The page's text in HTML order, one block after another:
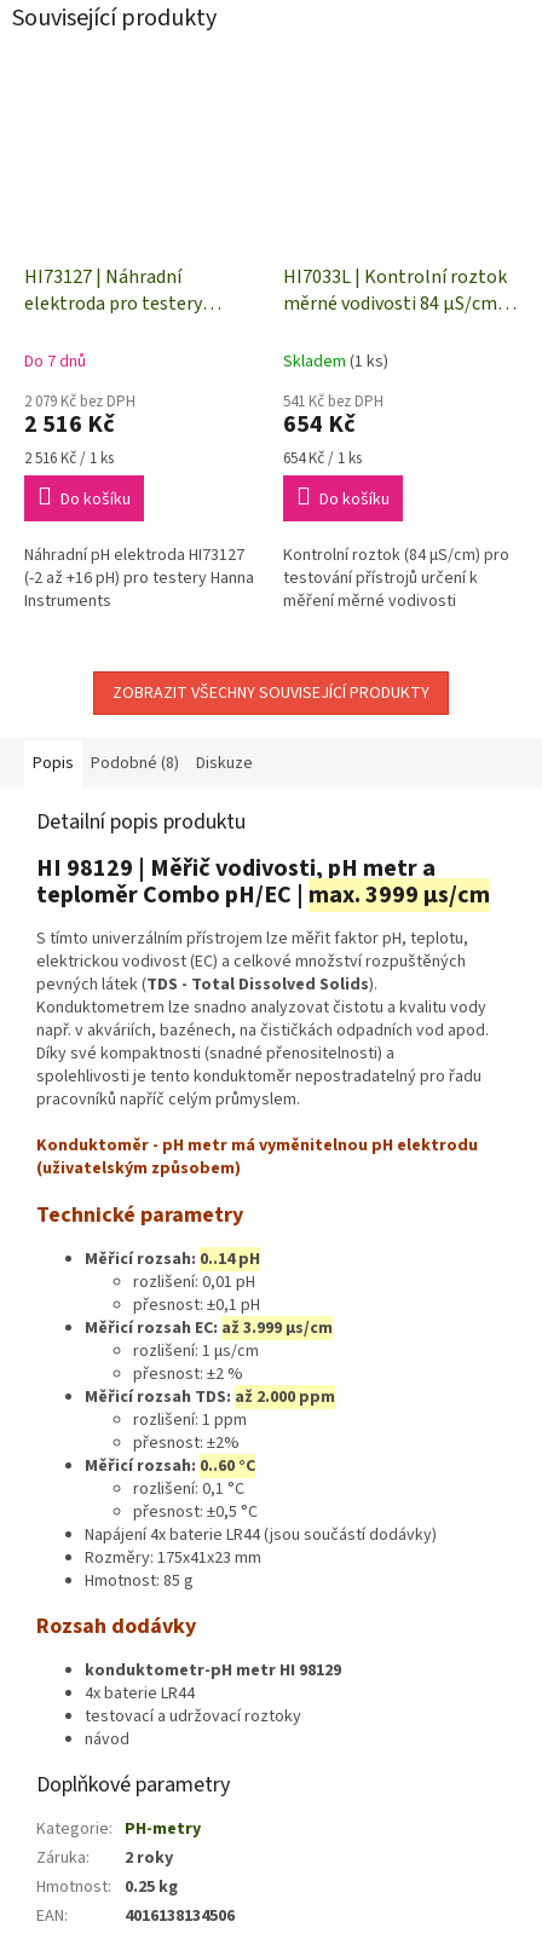
Související produkty
HI73127 | Náhradní
elektroda pro testery
HI98129 a HI98130
Do 7 dnů
2 079 Kč bez DPH
2 516 Kč
Měrná
cena:
2 516 Kč / 1 ks
Do košíku
Náhradní pH elektroda HI73127
(-2 až +16 pH) pro testery Hanna
Instruments
HI7033L | Kontrolní roztok
měrné vodivosti 84 µS/cm -
Skladem (1 ks)
541 Kč bez DPH
654 Kč
Měrná
cena:
654 Kč / 1 ks
Do košíku
Kontrolní roztok (84 µS/cm) pro
testování přístrojů určení k
měření měrné vodivosti
ZOBRAZIT VŠECHNY SOUVISEJÍCÍ PRODUKTY
Popis Podobné (8) Diskuze
Detailní popis produktu
HI 98129 | Měřič vodivosti, pH metr a
teploměr Combo pH/EC | max. 3999 μs/cm
S tímto univerzálním přístrojem lze měřit faktor pH, teplotu,
elektrickou vodivost (EC) a celkové množství rozpuštěných
pevných látek (TDS - Total Dissolved Solids).
Konduktometrem lze snadno analyzovat čistotu a kvalitu vody
např. v akváriích, bazénech, na čističkách odpadních vod apod.
Díky své kompaktnosti (snadné přenositelnosti) a
spolehlivosti je tento konduktoměr nepostradatelný pro řadu
pracovníků napříč celým průmyslem.
Konduktoměr - pH metr má vyměnitelnou pH elektrodu
(uživatelským způsobem)
Technické parametry
Měřicí rozsah: 0..14 pH
rozlišení: 0,01 pH
přesnost: ±0,1 pH
Měřicí rozsah EC: až 3.999 μs/cm
rozlišení: 1 μs/cm
přesnost: ±2 %
Měřicí rozsah TDS: až 2.000 ppm
rozlišení: 1 ppm
přesnost: ±2%
Měřicí rozsah: 0..60 °C
rozlišení: 0,1 °C
přesnost: ±0,5 °C
Napájení 4x baterie LR44 (jsou součástí dodávky)
Rozměry: 175x41x23 mm
Hmotnost: 85 g
Rozsah dodávky
konduktometr-pH metr HI 98129
4x baterie LR44
testovací a udržovací roztoky
návod
Doplňkové parametry
Kategorie: PH-metry
Záruka:
2 roky
Hmotnost:
0.25 kg
EAN: 4016138134506